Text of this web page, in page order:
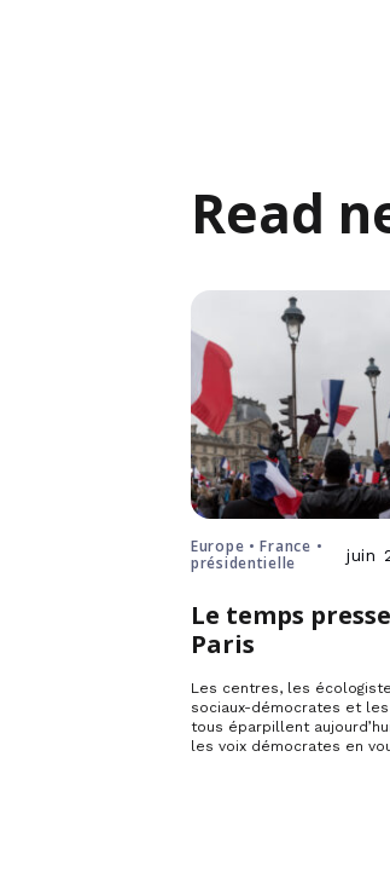
Read
Europe • France •
présidentielle
juin
Le temps
Paris
Les centres, les
sociaux-démocrates et
tous éparpillent
les voix démocrates en